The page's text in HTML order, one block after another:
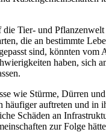
die Tier- und Pflanzenwelt
die an bestimmte
sind, könnten vom
haben, sich
wie Stürme, Dürren und
häufigerauftreten und in
Schäden an
zurFolge